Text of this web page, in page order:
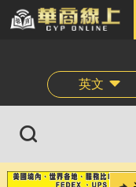
英文